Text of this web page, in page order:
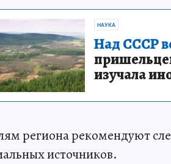
НАУКА
Над СССР
изучала
региона рекомендуют
источников.